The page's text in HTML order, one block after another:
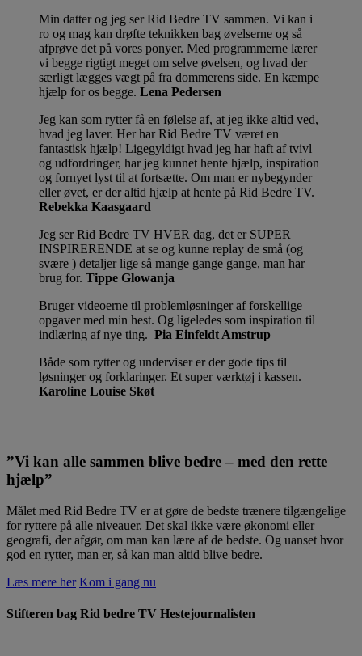
Min datter og jeg ser Rid Bedre TV sammen. Vi kan i
ro og mag kan drøfte teknikken bag øvelserne og så
afprøve det på vores ponyer. Med programmerne lærer
vi begge rigtigt meget om selve øvelsen, og hvad der
særligt lægges vægt på fra dommerens side. En kæmpe
hjælp for os begge. Lena Pedersen
Jeg kan som rytter få en følelse af, at jeg ikke altid ved,
hvad jeg laver. Her har Rid Bedre TV været en
fantastisk hjælp! Ligegyldigt hvad jeg har haft af tvivl
og udfordringer, har jeg kunnet hente hjælp, inspiration
og fornyet lyst til at fortsætte. Om man er nybegynder
eller øvet, er der altid hjælp at hente på Rid Bedre TV.
Rebekka Kaasgaard
Jeg ser Rid Bedre TV HVER dag, det er SUPER
INSPIRERENDE at se og kunne replay de små (og
svære ) detaljer lige så mange gange gange, man har
brug for. Tippe Glowanja
Bruger videoerne til problemløsninger af forskellige
opgaver med min hest. Og ligeledes som inspiration til
indlæring af nye ting. Pia Einfeldt Amstrup
Både som rytter og underviser er der gode tips til
løsninger og forklaringer. Et super værktøj i kassen.
Karoline Louise Skøt
”Vi kan alle sammen blive bedre – med den rette
hjælp”
Målet med Rid Bedre TV er at gøre de bedste trænere tilgængelige
for ryttere på alle niveauer. Det skal ikke være økonomi eller
geografi, der afgør, om man kan lære af de bedste. Og uanset hvor
god en rytter, man er, så kan man altid blive bedre.
Læs mere her Kom i gang nu
Stifteren bag Rid bedre TV Hestejournalisten